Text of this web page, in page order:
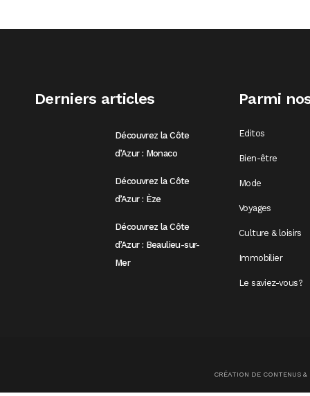
Derniers articles
Découvrez la Côte
d’Azur : Monaco
Découvrez la Côte
d’Azur : Èze
Découvrez la Côte
d’Azur : Beaulieu-sur-
Mer
Parmi
Editos
Bien-être
Mode
Voyages
Culture & loisirs
Immobilier
Le saviez-vous?
CRÉATION DE CONTENUS